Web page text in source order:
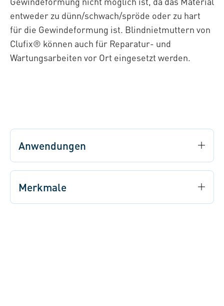
entweder zu dünn/schwach/spröde oder zu hart
für die Gewindeformung ist. Blindnietmuttern von
Clufix® können auch für Reparatur- und
Wartungsarbeiten vor Ort eingesetzt werden.
Anwendungen
Merkmale